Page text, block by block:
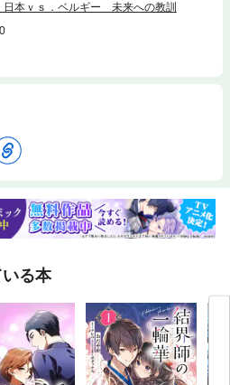
本ｖｓ．ベルギー 未来への教訓
る本